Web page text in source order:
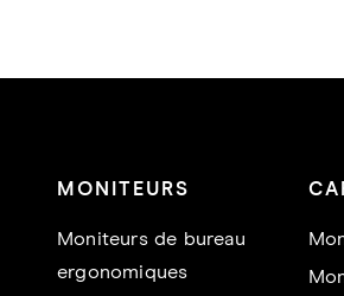
MONITEURS
Moniteurs de bureau
ergonomiques